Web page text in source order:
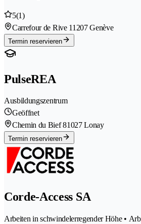
5(1)
Carrefour de Rive 11207 Genève
Termin reservieren
PulseREA
Ausbildungszentrum
Geöffnet
Chemin du Bief 81027 Lonay
Termin reservieren
Corde-Access SA
Arbeiten in schwindelerregender Höhe •